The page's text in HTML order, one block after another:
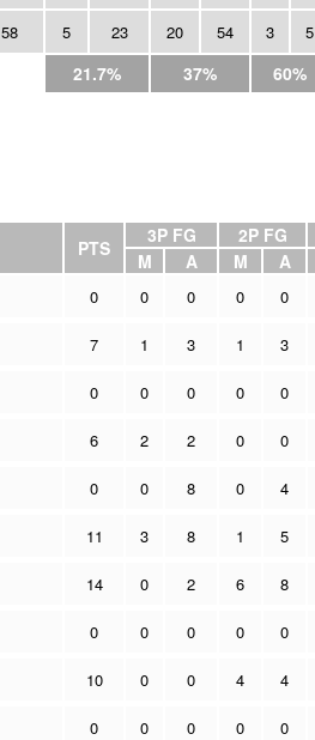
58 5 23 20 54 3 5
21.7% 37% 60%
PTS
3P FG 2P FG
M A M A
0 0 0 0 0
7 1 3 1 3
0 0 0 0 0
6 2 2 0 0
0 0 8 0 4
11 3 8 1 5
14 0 2 6 8
0 0 0 0 0
10 0 0 4 4
0 0 0 0 0